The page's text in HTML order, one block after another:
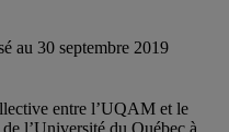
au 30 septembre 2019
entre l’UQAM et le